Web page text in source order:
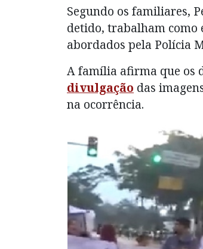
Segundo os familiares,
detido, trabalham como
abordados pela Polícia
A família afirma que os
divulgação das
na ocorrência.